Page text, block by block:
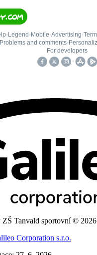
Tanvald sportovní © 2026
Corporation s.r.o.